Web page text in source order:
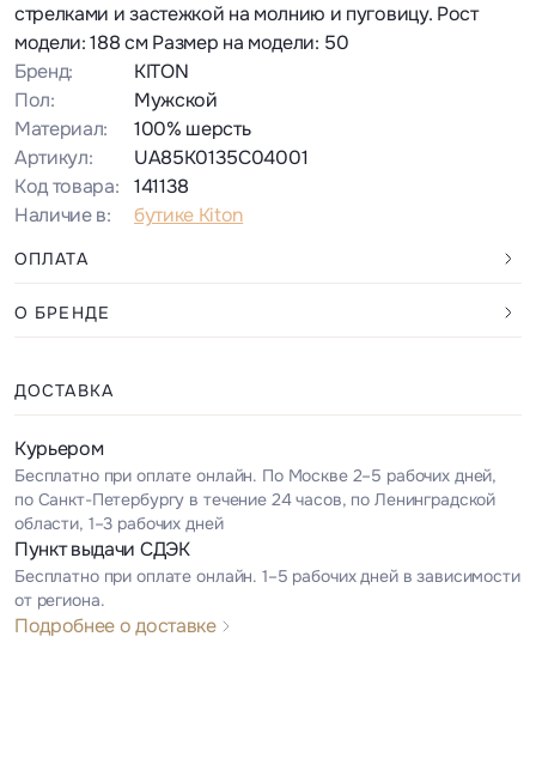
стрелками и застежкой на молнию и пуговицу. Рост
модели: 188 см Размер на модели: 50
Бренд:
KITON
Пол:
Мужской
Материал:
100% шерсть
Артикул:
UA85K0135C04001
Код товара:
141138
Наличие в:
бутике Kiton
ОПЛАТА
О БРЕНДЕ
ДОСТАВКА
Курьером
Бесплатно при оплате онлайн. По Москве 2–5 рабочих дней,
по Санкт-Петербургу в течение 24 часов, по Ленинградской
области, 1–3 рабочих дней
Пункт выдачи СДЭК
Бесплатно при оплате онлайн. 1–5 рабочих дней в зависимости
от региона.
Подробнее о доставке